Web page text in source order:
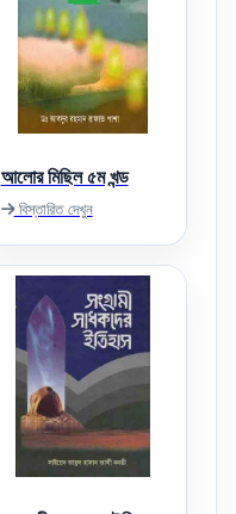
আলোর মিছিল ৫ম খন্ড
বিস্তারিত দেখুন